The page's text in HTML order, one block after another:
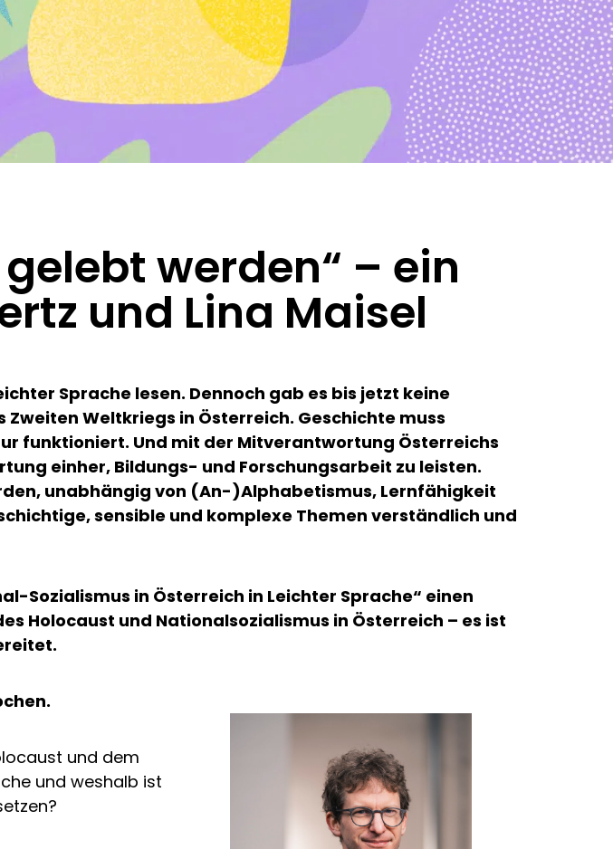
werden“ – ein
und Lina Maisel
Sprache lesen. Dennoch gab es bis jetzt keine
Weltkriegs in Österreich. Geschichte muss
funktioniert. Und mit der Mitverantwortung Österreichs
einher, Bildungs- und Forschungsarbeit zu leisten.
unabhängig von (An-)Alphabetismus, Lernfähigkeit
sensible und komplexe Themen verständlich und
Sozialismus in Österreich in Leichter Sprache“ einen
Holocaust und Nationalsozialismus in Österreich – es ist
und dem
und weshalb ist